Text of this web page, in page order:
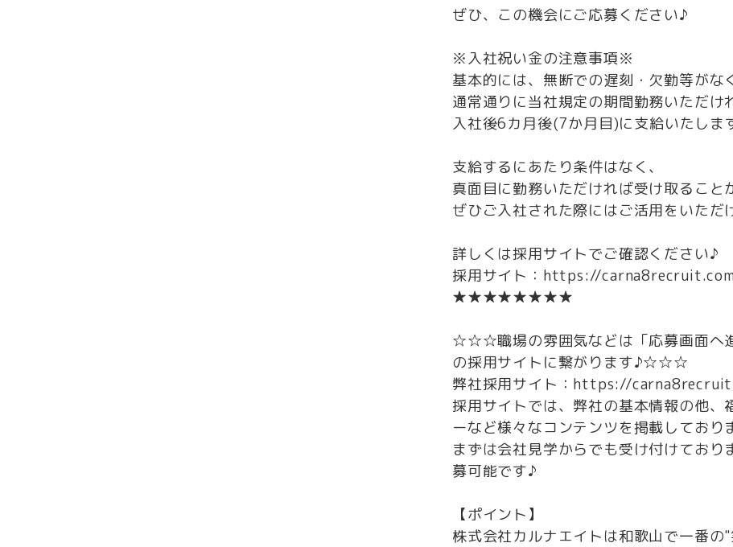
ぜひ、この機会にご応募ください♪
※入社祝い金の注意事項※
基本的には、無断での遅刻・欠勤等がな
通常通りに当社規定の期間勤務いただけ
入社後6カ月後(7か月目)に支給いたしま
支給するにあたり条件はなく、
真面目に勤務いただければ受け取ること
ぜひご入社された際にはご活用をいただ
詳しくは採用サイトでご確認ください♪
採用サイト：https://
★★★★★★★★
☆☆☆職場の雰囲気などは「応募画面へ
の採用サイトに繋がります♪☆☆☆
弊社採用サイト：https://
採用サイトでは、弊社の基本情報の他、
ーなど様々なコンテンツを掲載しており
まずは会社見学からでも受け付けてお
募可能です♪
【ポイント】
株式会社カルナエイトは和歌山で一番